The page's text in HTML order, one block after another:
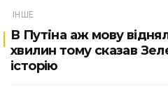
ІНШЕ
В Пyтiнa аж мову
хвилин тому сказав
історію